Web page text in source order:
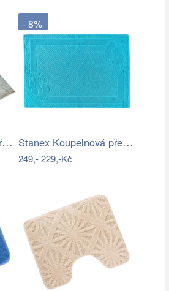
Bellatex koupelnová předložka 3D tisk…
- 8%
Stanex Koupelnová předložka Mexico…
249,-229,-Kč